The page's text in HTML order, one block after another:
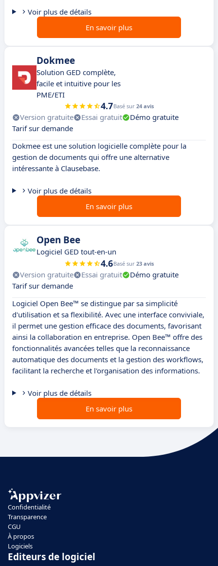
Voir plus de détails
En savoir plus
Dokmee
Solution GED complète,
facile et intuitive pour les
PME/ETI
4.7Basé sur 24 avis
Version gratuite Essai gratuit
Démo gratuite
Tarif sur demande
Dokmee est une solution logicielle complète pour la
gestion de documents qui offre une alternative
intéressante à Clausebase.
Voir plus de détails
En savoir plus
Open Bee
Logiciel GED tout-en-un
4.6Basé sur 23 avis
Version gratuite Essai gratuit
Démo gratuite
Tarif sur demande
Logiciel Open Bee™ se distingue par sa simplicité
d'utilisation et sa flexibilité. Avec une interface conviviale,
il permet une gestion efficace des documents, favorisant
ainsi la collaboration en entreprise. Open Bee™ offre des
fonctionnalités avancées telles que la reconnaissance
automatique des documents et la gestion des workflows,
facilitant la recherche et l'organisation des informations.
Voir plus de détails
En savoir plus
Confidentialité
Transparence
CGU
À propos
Logiciels
Editeurs de logiciel